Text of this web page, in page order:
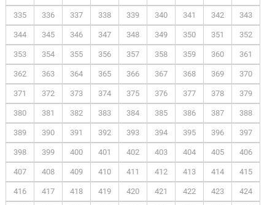
335 336 337 338 339 340 341 342 343
344 345 346 347 348 349 350 351 352
353 354 355 356 357 358 359 360 361
362 363 364 365 366 367 368 369 370
371 372 373 374 375 376 377 378 379
380 381 382 383 384 385 386 387 388
389 390 391 392 393 394 395 396 397
398 399 400 401 402 403 404 405 406
407 408 409 410 411 412 413 414 415
416 417 418 419 420 421 422 423 424